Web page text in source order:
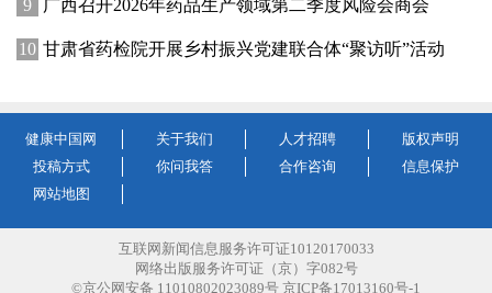
广西召开2026年药品生产领域第二季度风险会商会
甘肃省药检院开展乡村振兴党建联合体“聚访听”活动
健康中国网 关于我们 人才招聘
版权声明
投稿方式
你问我答 合作咨询
信息保护
网站地图
互联网新闻信息服务许可证10120170033
网络出版服务许可证（京）字082号
©京公网安备 11010802023089号 京ICP备17013160号-1